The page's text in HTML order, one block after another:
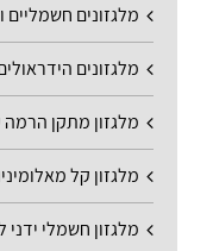
מלגזונים חשמליים
מלגזונים
מלגזון מתקן הרמה
מלגזון קל
מלגזון חשמלי